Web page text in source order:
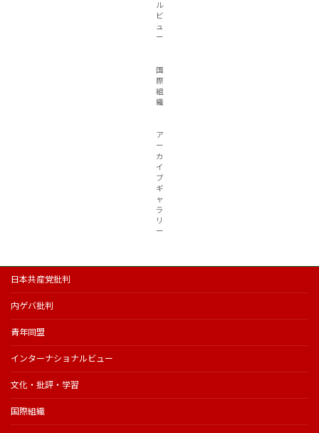
ル
ビ
ュ
ー
国
際
組
織
ア
ー
カ
イ
ブ
ギ
ャ
ラ
リ
ー
日本共産党批判
内ゲバ批判
青年同盟
インターナショナルビュー
文化・批評・学習
国際組織